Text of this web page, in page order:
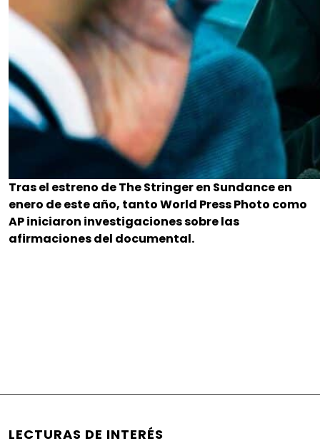
Tras el estreno de The Stringer en Sundance en
enero de este año, tanto World Press Photo como
AP iniciaron investigaciones sobre las
afirmaciones del documental.
LECTURAS DE INTERÉS